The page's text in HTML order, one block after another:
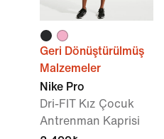
Geri Dönüştürülmüş
Malzemeler
Nike Pro
Dri-FIT Kız Çocuk
Antrenman Kaprisi